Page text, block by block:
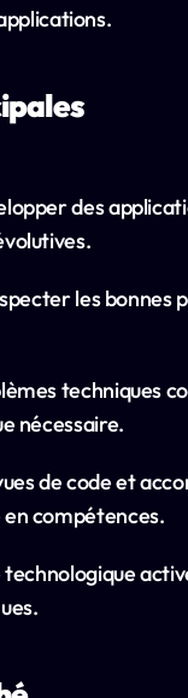
des
les bonnes
techniques
nécessaire.
de code et
compétences.
technologique